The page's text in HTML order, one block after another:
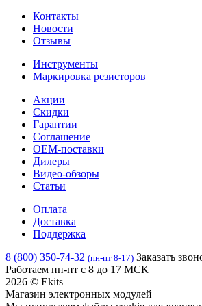
Контакты
Новости
Отзывы
Инструменты
Маркировка резисторов
Акции
Скидки
Гарантии
Соглашение
OEM-поставки
Дилеры
Видео-обзоры
Статьи
Оплата
Доставка
Поддержка
8 (800) 350-74-32 (пн-пт 8-17) Заказать
Работаем пн-пт с 8 до 17 МСК
2026 © Ekits
Магазин электронных модулей